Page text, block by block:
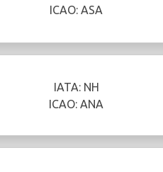
ICAO: ASA
IATA: NH
ICAO: ANA